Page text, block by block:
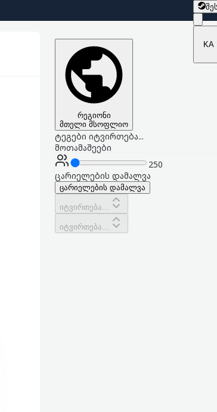
KA
რეგიონი
მთელი მსოფლიო
ტეგები იტვირთება...
მოთამაშეები
250
ცარიელების დამალვა
ცარიელების დამალვა
იტვირთება...
იტვირთება...